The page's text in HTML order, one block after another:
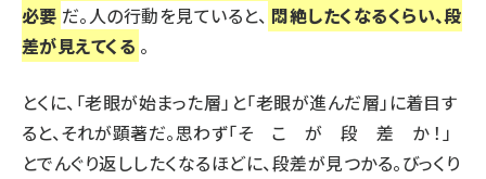
必要 だ。人の行動を見ていると、 悶絶したくなるくらい、段
差が見えてくる 。
とくに、「老眼が始まった層」と「老眼が進んだ層」に着目す
ると、それが顕著だ。思わず「そ こ が 段 差 か ！」
とでんぐり返ししたくなるほどに、段差が見つかる。びっくり